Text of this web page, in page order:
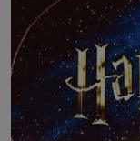
světlé pěny a
mascarpone,